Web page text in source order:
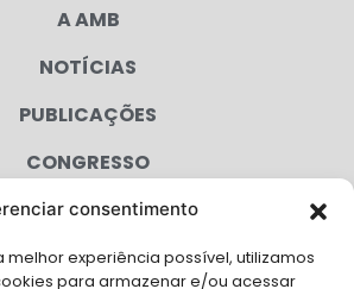
consentimento
experiência possível, utilizamos
para armazenar e/ou acessar
A AMB
NOTÍCIAS
PUBLICAÇÕES
CONGRESSO
AGENDA
CAMPANHAS